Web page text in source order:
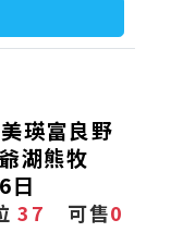
瑛富良野
湖熊牧
日
37 可售0